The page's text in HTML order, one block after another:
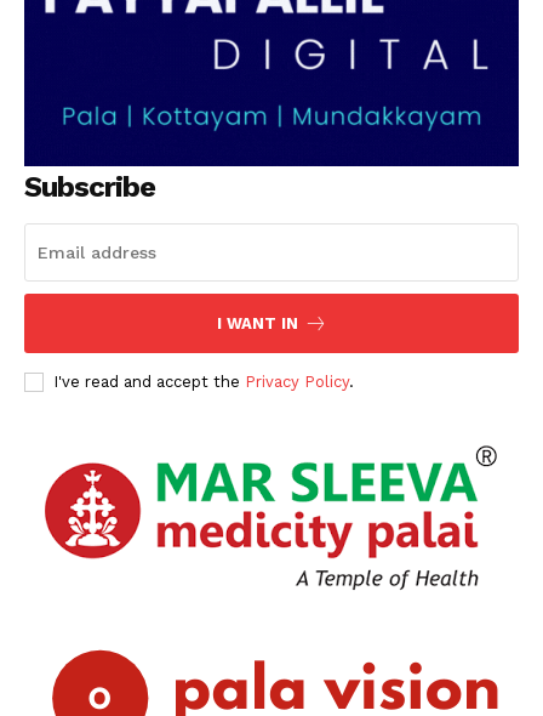
PALA VISION
Subscribe
I WANT IN
I've read and accept the Privacy Policy.